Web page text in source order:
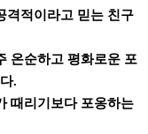
격적이라고 믿는 친구
온순하고 평화로운 포
.
때리기보다 포옹하는